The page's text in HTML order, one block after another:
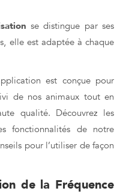
se distingue par ses
elle est adaptée à chaque
est conçue pour
de nos animaux tout en
qualité. Découvrez les
fonctionnalités de notre
pour l’utiliser de façon
de la Fréquence